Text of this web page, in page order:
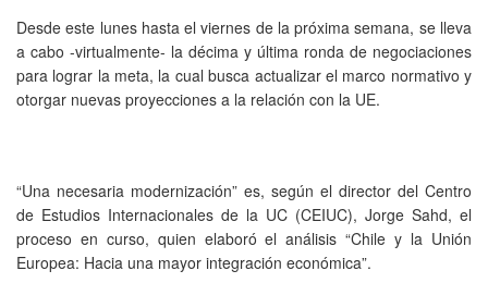
Desde este lunes hasta el viernes de la próxima semana, se lleva
a cabo -virtualmente- la décima y última ronda de negociaciones
para lograr la meta, la cual busca actualizar el marco normativo y
otorgar nuevas proyecciones a la relación con la UE.
“Una necesaria modernización” es, según el director del Centro
de Estudios Internacionales de la UC (CEIUC), Jorge Sahd, el
proceso en curso, quien elaboró el análisis “Chile y la Unión
Europea: Hacia una mayor integración económica”.